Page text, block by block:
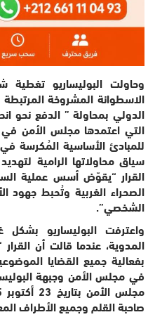
وحاولت البوليساريو تغطية
الاسطوانة المشروخة
الدولي بمحاولة ” الدفع
التي اعتمدها مجلس الأمن في
للمبادئ الأساسية المُكرسة
سياق محاولاتها الرامية
القرار “يقوّض أسس عملية
الصحراء الغربية وتُحبط جهود
الشخصي”.
واعترفت البوليساريو بشكل
المدوية، عندما قالت أن القرار
بفعالية جميع القضايا
في مجلس الأمن وجبهة
صاحبة القلم وجميع الأطراف